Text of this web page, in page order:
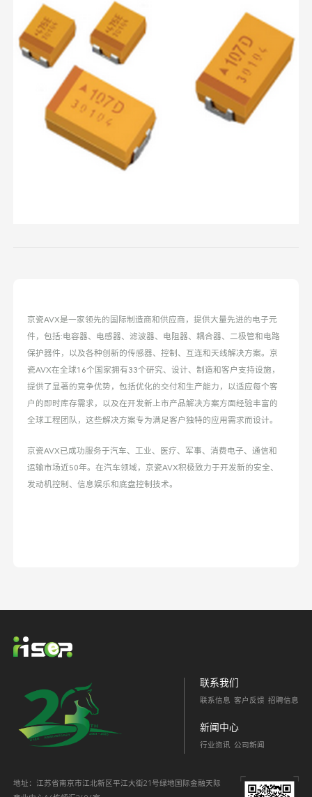
京瓷AVX是一家领先的国际制造商和供应商，提供大量先进的电子元
件，包括:电容器、电感器、滤波器、电阻器、耦合器、二极管和电路
保护器件，以及各种创新的传感器、控制、互连和天线解决方案。京
瓷AVX在全球16个国家拥有33个研究、设计、制造和客户支持设施，
提供了显著的竞争优势，包括优化的交付和生产能力，以适应每个客
户的即时库存需求，以及在开发新上市产品解决方案方面经验丰富的
全球工程团队，这些解决方案专为满足客户独特的应用需求而设计。
京瓷AVX已成功服务于汽车、工业、医疗、军事、消费电子、通信和
运输市场近50年。在汽车领域，京瓷AVX积极致力于开发新的安全、
发动机控制、信息娱乐和底盘控制技术。
联系我们
联系信息 客户反馈 招聘信息
新闻中心
行业资讯 公司新闻
地址：江苏省南京市江北新区平江大街21号绿地国际金融天际